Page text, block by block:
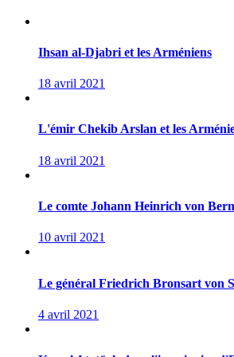
Ihsan al-Djabri et les Arméniens
18 avril 2021
L'émir Chekib Arslan et les
18 avril 2021
Le comte Johann Heinrich von
10 avril 2021
Le général Friedrich Bronsart von
4 avril 2021